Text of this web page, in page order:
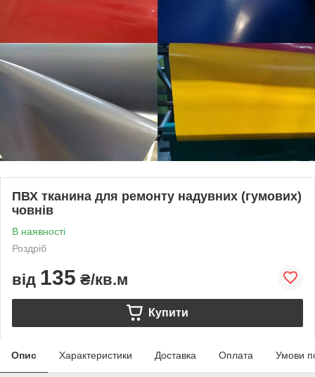
ПВХ тканина для ремонту надувних (гумових)
човнів
В наявності
Роздріб
від 135 ₴/кв.м
Купити
Опис Характеристики Доставка Оплата Умови